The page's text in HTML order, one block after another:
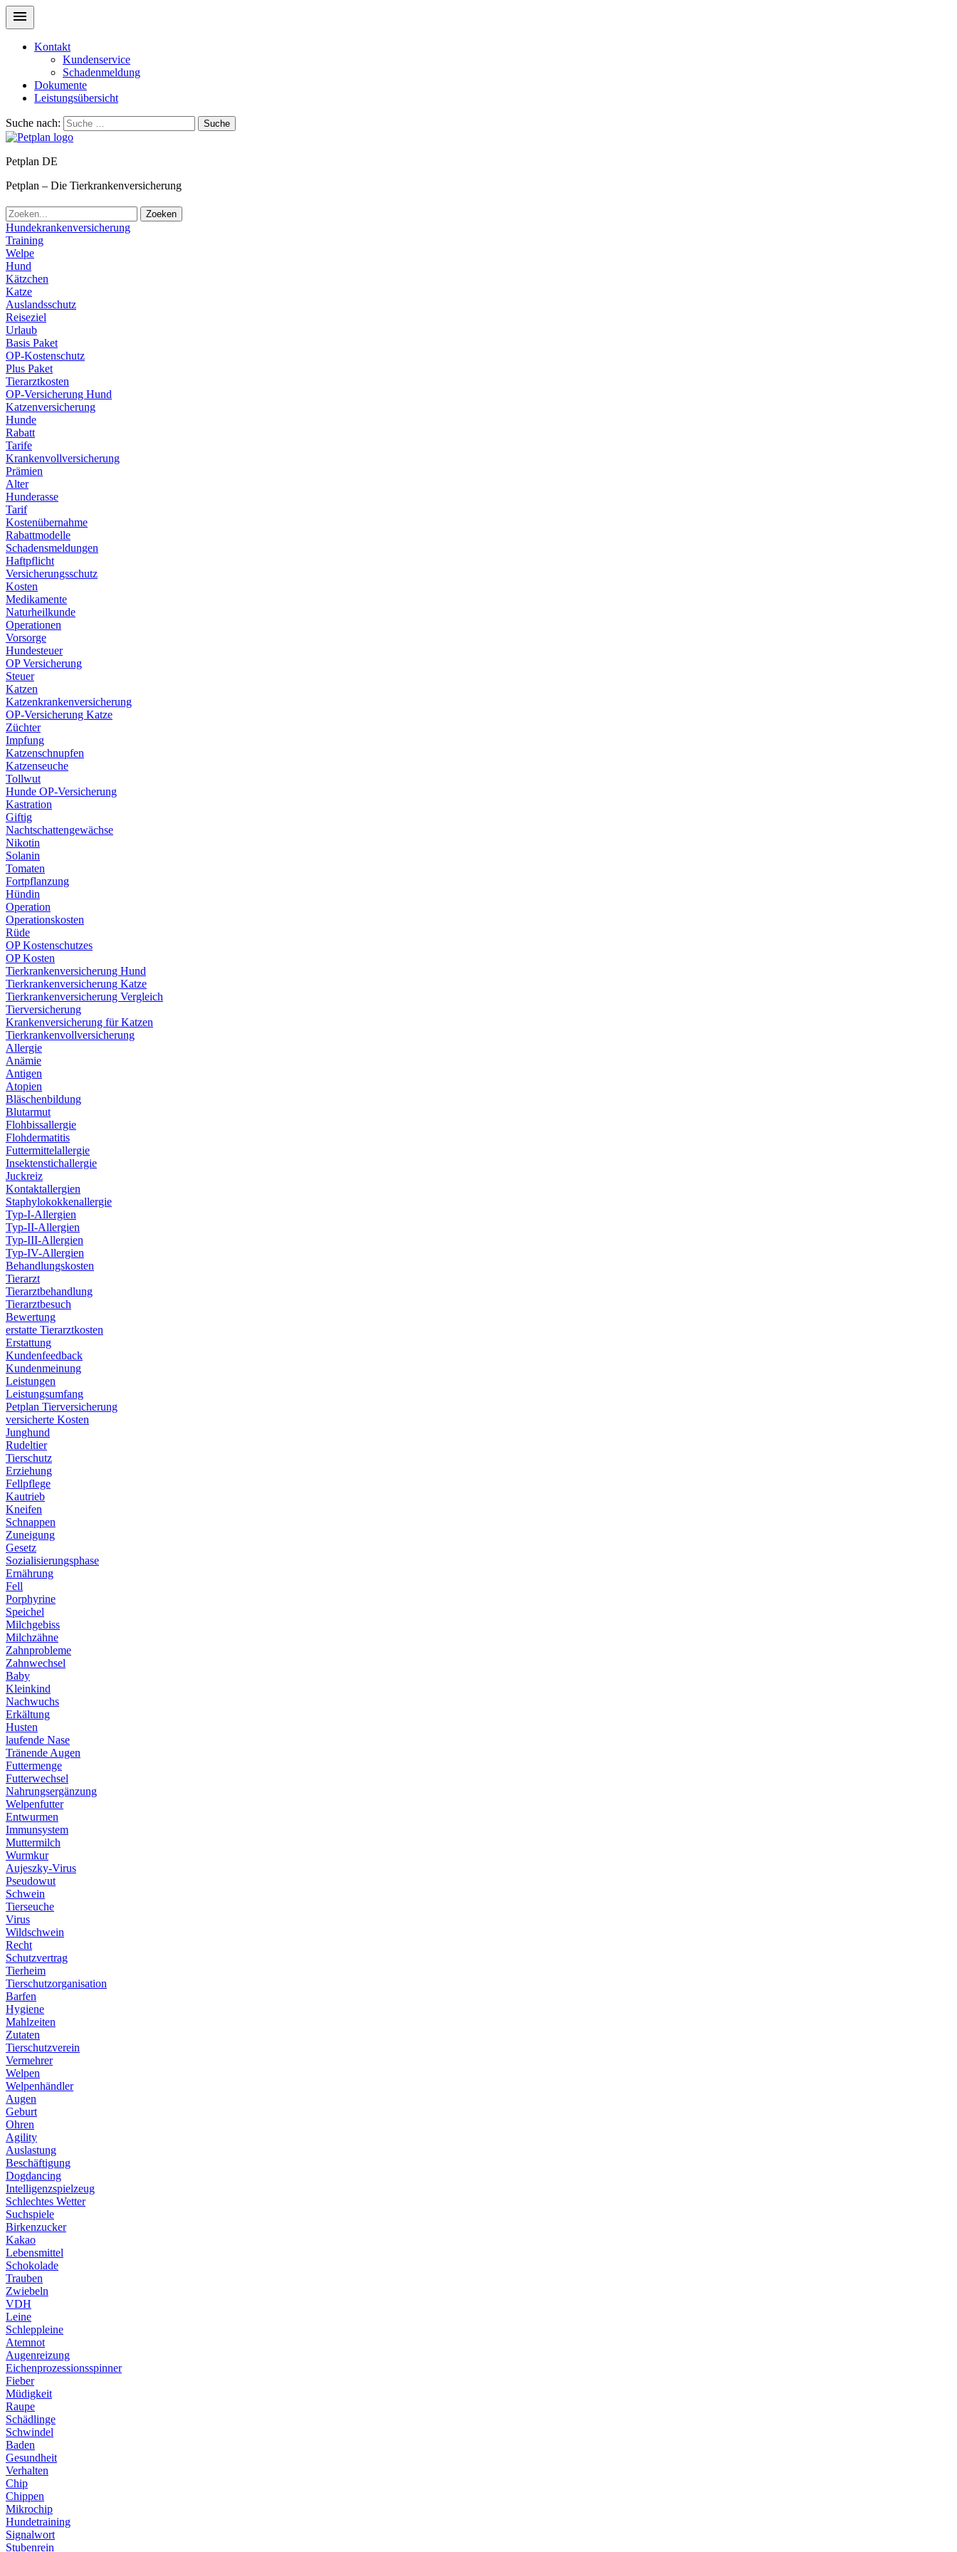
Kontakt
Kundenservice
Schadenmeldung
Dokumente
Leistungsübersicht
Suche nach: Suche
Petplan DE
Petplan – Die Tierkrankenversicherung
Zoeken
Hundekrankenversicherung
Training
Welpe
Hund
Kätzchen
Katze
Auslandsschutz
Reiseziel
Urlaub
Basis Paket
OP-Kostenschutz
Plus Paket
Tierarztkosten
OP-Versicherung Hund
Katzenversicherung
Hunde
Rabatt
Tarife
Krankenvollversicherung
Prämien
Alter
Hunderasse
Tarif
Kostenübernahme
Rabattmodelle
Schadensmeldungen
Haftpflicht
Versicherungsschutz
Kosten
Medikamente
Naturheilkunde
Operationen
Vorsorge
Hundesteuer
OP Versicherung
Steuer
Katzen
Katzenkrankenversicherung
OP-Versicherung Katze
Züchter
Impfung
Katzenschnupfen
Katzenseuche
Tollwut
Hunde OP-Versicherung
Kastration
Giftig
Nachtschattengewächse
Nikotin
Solanin
Tomaten
Fortpflanzung
Hündin
Operation
Operationskosten
Rüde
OP Kostenschutzes
OP Kosten
Tierkrankenversicherung Hund
Tierkrankenversicherung Katze
Tierkrankenversicherung Vergleich
Tierversicherung
Krankenversicherung für Katzen
Tierkrankenvollversicherung
Allergie
Anämie
Antigen
Atopien
Bläschenbildung
Blutarmut
Flohbissallergie
Flohdermatitis
Futtermittelallergie
Insektenstichallergie
Juckreiz
Kontaktallergien
Staphylokokkenallergie
Typ-I-Allergien
Typ-II-Allergien
Typ-III-Allergien
Typ-IV-Allergien
Behandlungskosten
Tierarzt
Tierarztbehandlung
Tierarztbesuch
Bewertung
erstatte Tierarztkosten
Erstattung
Kundenfeedback
Kundenmeinung
Leistungen
Leistungsumfang
Petplan Tierversicherung
versicherte Kosten
Junghund
Rudeltier
Tierschutz
Erziehung
Fellpflege
Kautrieb
Kneifen
Schnappen
Zuneigung
Gesetz
Sozialisierungsphase
Ernährung
Fell
Porphyrine
Speichel
Milchgebiss
Milchzähne
Zahnprobleme
Zahnwechsel
Baby
Kleinkind
Nachwuchs
Erkältung
Husten
laufende Nase
Tränende Augen
Futtermenge
Futterwechsel
Nahrungsergänzung
Welpenfutter
Entwurmen
Immunsystem
Muttermilch
Wurmkur
Aujeszky-Virus
Pseudowut
Schwein
Tierseuche
Virus
Wildschwein
Recht
Schutzvertrag
Tierheim
Tierschutzorganisation
Barfen
Hygiene
Mahlzeiten
Zutaten
Tierschutzverein
Vermehrer
Welpen
Welpenhändler
Augen
Geburt
Ohren
Agility
Auslastung
Beschäftigung
Dogdancing
Intelligenzspielzeug
Schlechtes Wetter
Suchspiele
Birkenzucker
Kakao
Lebensmittel
Schokolade
Trauben
Zwiebeln
VDH
Leine
Schleppleine
Atemnot
Augenreizung
Eichenprozessionsspinner
Fieber
Müdigkeit
Raupe
Schädlinge
Schwindel
Baden
Gesundheit
Verhalten
Chip
Chippen
Mikrochip
Hundetraining
Signalwort
Stubenrein